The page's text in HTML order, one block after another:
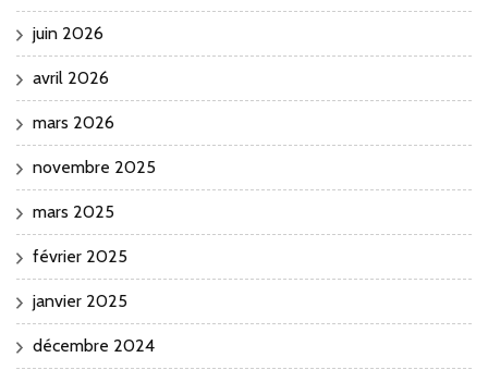
juin 2026
avril 2026
mars 2026
novembre 2025
mars 2025
février 2025
janvier 2025
décembre 2024